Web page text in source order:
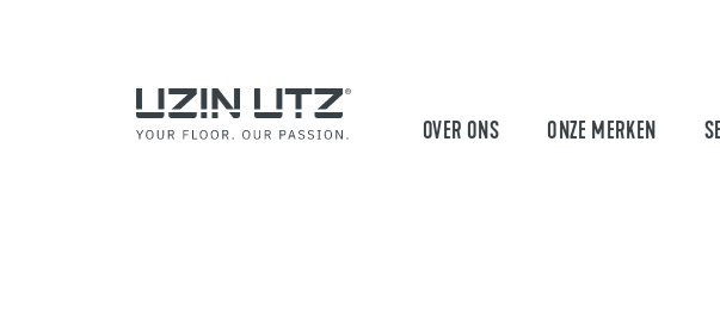
OVER ONS ONZE MERKEN